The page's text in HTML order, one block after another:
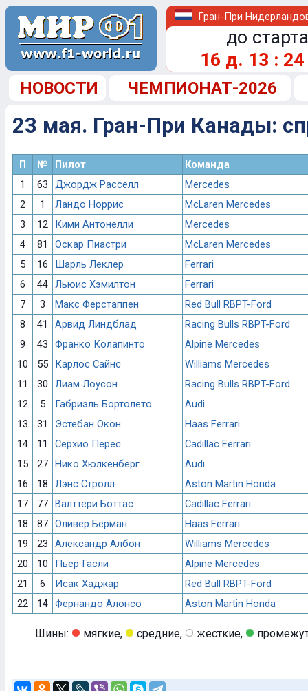
Гран-При
до
16 д. 13 : 24
НОВОСТИ ЧЕМПИОНАТ-2026
23 мая. Гран-При Канады:
П № Пилот
Команда
1
63 Джордж Расселл
Mercedes
2
1 Ландо Норрис
McLaren Mercedes
3
12 Кими Антонелли
Mercedes
4
81 Оскар Пиастри
McLaren Mercedes
5
16 Шарль Леклер
Ferrari
6
44 Льюис Хэмилтон
Ferrari
7
3 Макс Ферстаппен
Red Bull RBPT-Ford
8
41 Арвид Линдблад
Racing Bulls RBPT-Ford
9
43 Франко Колапинто
Alpine Mercedes
10
55 Карлос Сайнс
Williams Mercedes
11
30 Лиам Лоусон
Racing Bulls RBPT-Ford
12
5 Габриэль Бортолето
Audi
13
31 Эстебан Окон
Haas Ferrari
14
11 Серхио Перес
Cadillac Ferrari
15
27 Нико Хюлкенберг
Audi
16
18 Лэнс Стролл
Aston Martin Honda
17
77 Валттери Боттас
Cadillac Ferrari
18
87 Оливер Берман
Haas Ferrari
19
23 Александр Албон
Williams Mercedes
20
10 Пьер Гасли
Alpine Mercedes
21
6 Исак Хаджар
Red Bull RBPT-Ford
22
14 Фернандо Алонсо Aston Martin Honda
Шины: мягкие, средние, жесткие,